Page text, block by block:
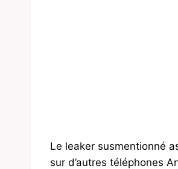
Le leaker susmentionné
sur d’autres téléphones